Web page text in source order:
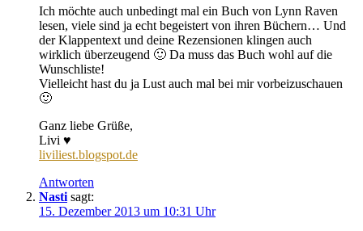
Ich möchte auch unbedingt mal ein Buch von Lynn Raven
lesen, viele sind ja echt begeistert von ihren Büchern… Und
der Klappentext und deine Rezensionen klingen auch
wirklich überzeugend 🙂 Da muss das Buch wohl auf die
Wunschliste!
Vielleicht hast du ja Lust auch mal bei mir vorbeizuschauen
🙂
Ganz liebe Grüße,
Livi ♥
liviliest.blogspot.de
Antworten
Nasti sagt:
15. Dezember 2013 um 10:31 Uhr